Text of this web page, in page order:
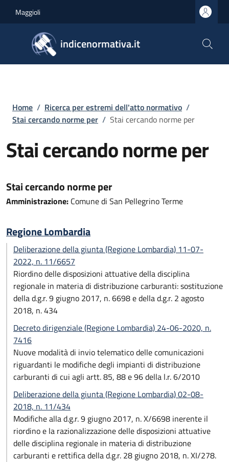
Maggioli
indicenormativa.it
Briciole di pane
Home / Ricerca per estremi dell'atto normativo /
Stai cercando norme per / Stai cercando norme per
Stai cercando norme per
Stai cercando norme per
Amministrazione: Comune di San Pellegrino Terme
Regione Lombardia
Deliberazione della giunta (Regione Lombardia) 11-07-
2022, n. 11/6657
Riordino delle disposizioni attuative della disciplina
regionale in materia di distribuzione carburanti: sostituzione
della d.g.r. 9 giugno 2017, n. 6698 e della d.g.r. 2 agosto
2018, n. 434
Decreto dirigenziale (Regione Lombardia) 24-06-2020, n.
7416
Nuove modalità di invio telematico delle comunicazioni
riguardanti le modifiche degli impianti di distribuzione
carburanti di cui agli artt. 85, 88 e 96 della l.r. 6/2010
Deliberazione della giunta (Regione Lombardia) 02-08-
2018, n. 11/434
Modifiche alla d.g.r. 9 giugno 2017, n. X/6698 inerente il
riordino e la razionalizzazione delle disposizioni attuative
delle disciplina regionale in materia di distribuzione
carburanti e rettifica della d.g.r. 28 giugno 2018, n. XI/278.